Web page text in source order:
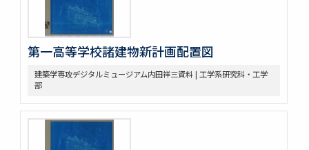
第一高等学校諸建物新計画配置図
建築学専攻デジタルミュージアム内田祥三資料 | 工学系研究科・工学
部